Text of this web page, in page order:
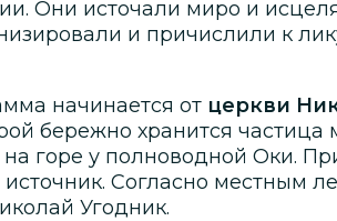
Они источали миро и
и причислили к
начинается от церкви
бережно хранится
горе у полноводной Оки.
Согласно местным
Угодник.